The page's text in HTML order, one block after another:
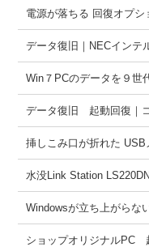
電源が落ちる 回復オプ
データ復旧｜NECインテ
Win７PCのデータを９世
データ復旧 起動回復｜
挿しこみ口が折れた
水没Link Station
Windowsが立ち上がらな
ショップオリジナルPC